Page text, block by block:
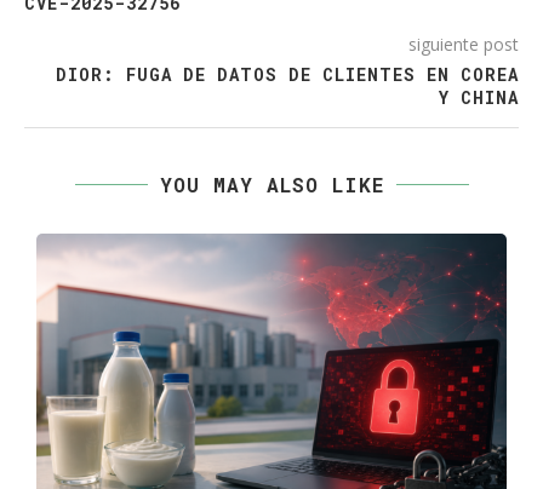
siguiente post
DIOR: FUGA DE DATOS DE CLIENTES EN COREA
Y CHINA
YOU MAY ALSO LIKE